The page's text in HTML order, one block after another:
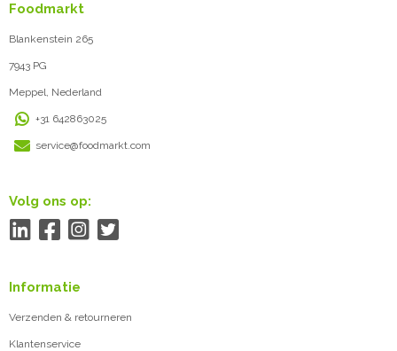
Foodmarkt
Blankenstein 265
7943 PG
Meppel, Nederland
+31 642863025
service@foodmarkt.com
Volg ons op:
Informatie
Verzenden & retourneren
Klantenservice